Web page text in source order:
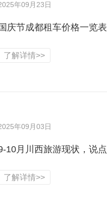
年09月23日
国庆节成都租车价格一览表
了解详情>>
年09月03日
10月川西旅游现状，说点
了解详情>>